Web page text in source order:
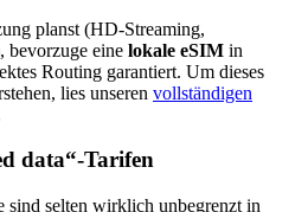
planst (HD-Streaming,
bevorzuge eine lokale eSIM in
Routing garantiert. Um dieses
lies unseren vollständigen
data“-Tarifen
selten wirklich unbegrenzt in